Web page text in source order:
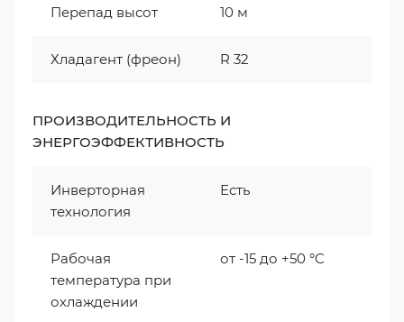
Перепад высот 10 м
Хладагент (фреон) R 32
ПРОИЗВОДИТЕЛЬНОСТЬ И
ЭНЕРГОЭФФЕКТИВНОСТЬ
Инверторная
технология
Есть
Рабочая
температура при
охлаждении
от -15 до +50 °C